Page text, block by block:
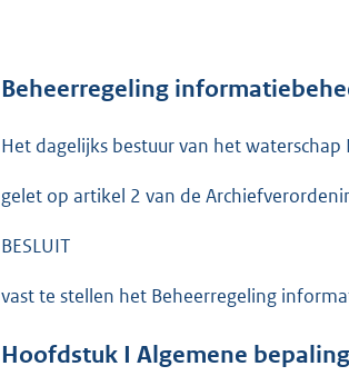
Beheerregeling
Het dagelijks bestuur van het waterschap
gelet op artikel 2 van de
BESLUIT
vast te stellen het Beheerregeling
Hoofdstuk I Algemene